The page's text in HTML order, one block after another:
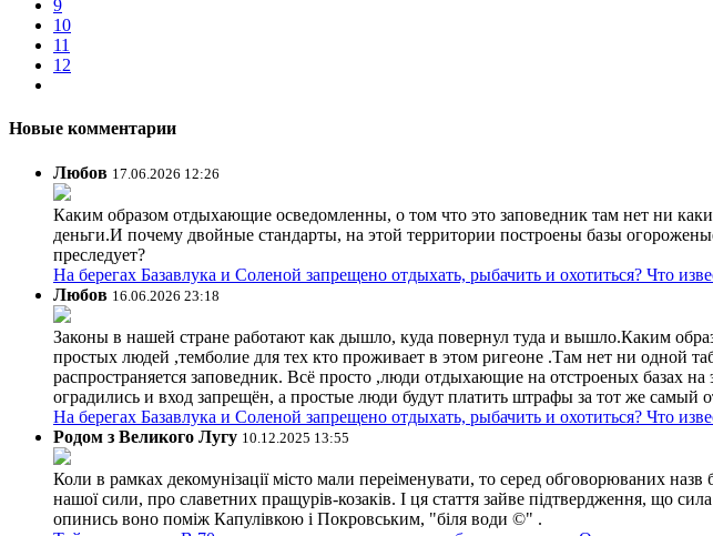
9
10
11
12
Новые комментарии
Любов 17.06.2026 12:26
Каким образом отдыхающие осведомленны, о том что это заповедник там нет ни
деньги.И почему двойные стандарты, на этой территории построены базы
преследует?
На берегах Базавлука и Соленой запрещено отдыхать, рыбачить и охотиться? Что
Любов 16.06.2026 23:18
Законы в нашей стране работают как дышло, куда повернул туда и вышло.Каким
простых людей ,темболие для тех кто проживает в этом ригеоне .Там нет ни одной
распространяется заповедник. Всё просто ,люди отдыхающие на отстроеных базах
оградились и вход запрещён, а простые люди будут платить штрафы за тот же самый
На берегах Базавлука и Соленой запрещено отдыхать, рыбачить и охотиться? Что
Родом з Великого Лугу 10.12.2025 13:55
Коли в рамках декомунізації місто мали переіменувати, то серед обговорюваних
нашої сили, про славетних пращурів-козаків. І ця стаття зайве підтвердження, що
опинись воно поміж Капулівкою і Покровським, "біля води ©" .